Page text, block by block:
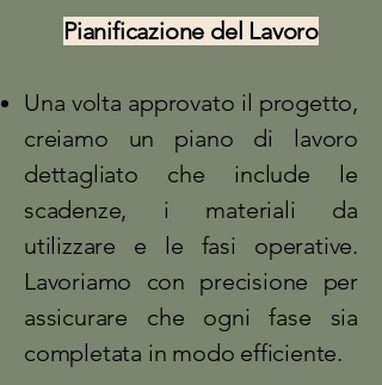
Pianificazione del Lavoro
Una volta approvato il progetto,
creiamo un piano di lavoro
dettagliato che include le
scadenze, i materiali da
utilizzare e le fasi operative.
Lavoriamo con precisione per
assicurare che ogni fase sia
completata in modo efficiente.